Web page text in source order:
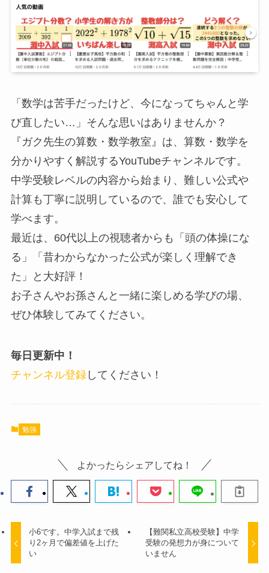
「数学は苦手だったけど、今になってちゃんと学
び直したい…」そんな思いはありませんか？
『ガク先生の算数・数学教室』は、算数・数学を
分かりやすく解説するYouTubeチャンネルです。
中学受験レベルの内容から始まり、難しい公式や
計算も丁寧に説明しているので、誰でも安心して
学べます。
最近は、60代以上の視聴者からも「頭の体操にな
る」「昔わからなかった公式が楽しく理解でき
た」と大好評！
お子さんやお孫さんと一緒に楽しめる学びの場、
ぜひ体験してみてください。
毎日更新中！
チャンネル登録してください！
勉強
よかったらシェアしてね！
小6です。中学入試まで残
り2ヶ月で偏差値を上げた
い
【難関私立高校受験】中学
受験の発想力が身について
いません